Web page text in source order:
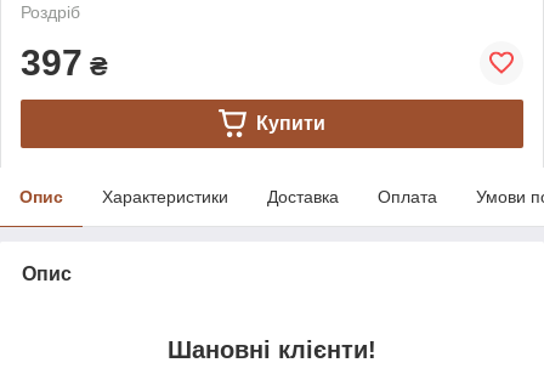
Роздріб
397 ₴
Купити
Опис Характеристики Доставка Оплата Умови
Опис
Шановні клієнти!